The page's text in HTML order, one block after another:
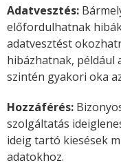
Adatvesztés:
előfordulhatnak
adatvesztést
hibázhatnak, például
szintén gyakori oka
Hozzáférés:
szolgáltatás
ideig tartó kiesések
adatokhoz.